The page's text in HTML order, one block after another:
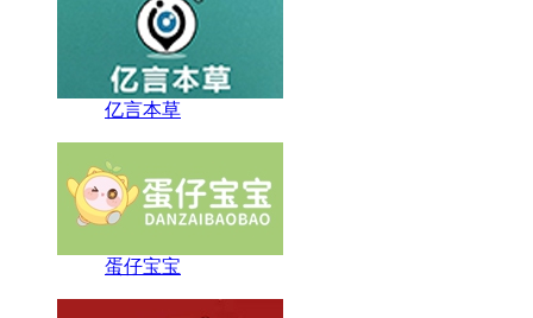
亿言本草
蛋仔宝宝